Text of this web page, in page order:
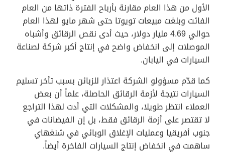
الأول من هذا العام مقارنة بأرباح الفترة ذاتها من العام
الفائت وبلغت مبيعات تويوتا حتى شهر مايو لهذا العام
حوالي 4.69 مليار دولار، حيث أدى نقص الرقائق وأشباه
الموصلات إلى انخفاض واضح في إنتاج أكبر شركة لصناعة
السيارات في اليابان.
كما قدّم مسؤولو الشركة اعتذار للزبائن بسبب تأخر تسليم
السيارات نتيجة لأزمة الرقائق الحاصلة، علماً أن بعض
العملاء انتظر طويلا، والمشكلات التي أدت لهذا التراجع
لا تقتصر على أزمة الرقائق فقط، بل إن الفيضانات في
جنوب أفريقيا وعمليات الإغلاق الوبائي في شنغهاي
ساهمت في انخفاض إنتاج السيارات الفاخرة أيضاً.